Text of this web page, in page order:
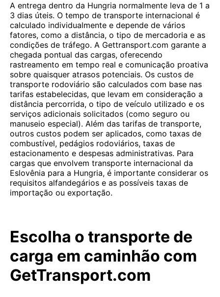
A entrega dentro da Hungria normalmente leva de 1 a
3 dias úteis. O tempo de transporte internacional é
calculado individualmente e depende de vários
fatores, como a distância, o tipo de mercadoria e as
condições de tráfego. A Gettransport.com garante a
chegada pontual das cargas, oferecendo
rastreamento em tempo real e comunicação proativa
sobre quaisquer atrasos potenciais. Os custos de
transporte rodoviário são calculados com base nas
tarifas estabelecidas, que levam em consideração a
distância percorrida, o tipo de veículo utilizado e os
serviços adicionais solicitados (como seguro ou
manuseio especial). Além das tarifas de transporte,
outros custos podem ser aplicados, como taxas de
combustível, pedágios rodoviários, taxas de
estacionamento e despesas administrativas. Para
cargas que envolvem transporte internacional da
Eslovênia para a Hungria, é importante considerar os
requisitos alfandegários e as possíveis taxas de
importação ou exportação.
Escolha o transporte de
carga em caminhão com
GetTransport.com